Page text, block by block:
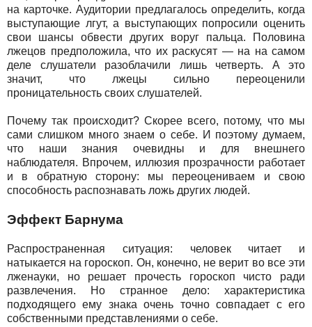
на карточке. Аудитории предлагалось определить, когда
выступающие лгут, а выступающих попросили оценить
свои шансы обвести других воруг пальца. Половина
лжецов предположила, что их раскусят — на на самом
деле слушатели разоблачили лишь четверть. А это
значит, что лжецы сильно переоценили
проницательность своих слушателей.
Почему так происходит? Скорее всего, потому, что мы
сами слишком много знаем о себе. И поэтому думаем,
что наши знания очевидны и для внешнего
наблюдателя. Впрочем, иллюзия прозрачности работает
и в обратную сторону: мы переоцениваем и свою
способность распознавать ложь других людей.
Эффект Барнума
Распространенная ситуация: человек читает и
натыкается на гороскоп. Он, конечно, не верит во все эти
лженауки, но решает прочесть гороскоп чисто ради
развлечения. Но странное дело: характеристика
подходящего ему знака очень точно совпадает с его
собственными представлениями о себе.